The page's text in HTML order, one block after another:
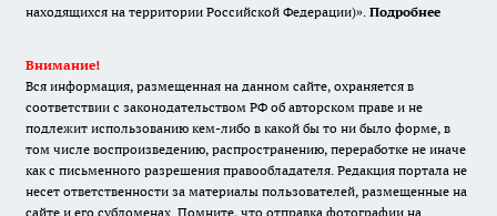
находящихся на территории Российской Федерации)». Подробнее
Внимание!
Вся информация, размещенная на данном сайте, охраняется в
соответствии с законодательством РФ об авторском праве и не
подлежит использованию кем-либо в какой бы то ни было форме, в
том числе воспроизведению, распространению, переработке не иначе
как с письменного разрешения правообладателя. Редакция портала не
несет ответственности за материалы пользователей, размещенные на
сайте и его субдоменах. Помните, что отправка фотографии на